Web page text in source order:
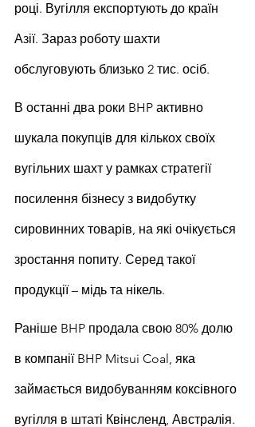
році. Вугілля експортують до країн
Азії. Зараз роботу шахти
обслуговують близько 2 тис. осіб.
В останні два роки BHP активно
шукала покупців для кількох своїх
вугільних шахт у рамках стратегії
посилення бізнесу з видобутку
сировинних товарів, на які очікується
зростання попиту. Серед такої
продукції – мідь та нікель.
Раніше BHP продала свою 80% долю
в компанії BHP Mitsui Coal, яка
займається видобуванням коксівного
вугілля в штаті Квінсленд, Австралія.